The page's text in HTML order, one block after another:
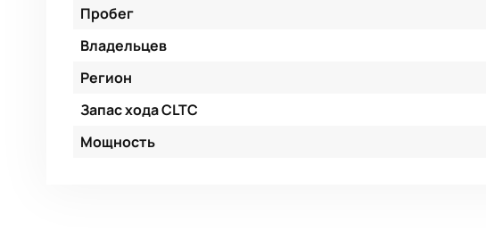
Пробег
Владельцев
Регион
Запас хода CLTC
Мощность